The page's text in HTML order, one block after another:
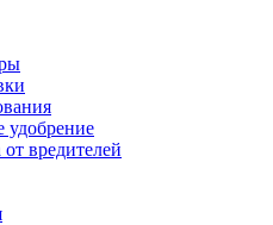
удобрение
вредителей